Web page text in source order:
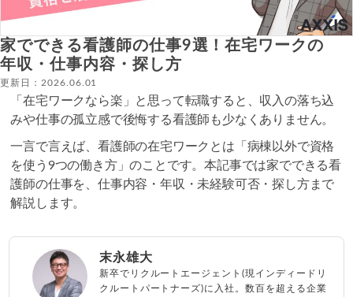
家でできる看護師の仕事9選！在宅ワークの
年収・仕事内容・探し方
更新日：2026.06.01
「在宅ワークなら楽」と思って転職すると、収入の落ち込
みや仕事の孤立感で後悔する看護師も少なくありません。
一言で言えば、看護師の在宅ワークとは「病棟以外で資格
を使う9つの働き方」のことです。本記事では家でできる看
護師の仕事を、仕事内容・年収・未経験可否・探し方まで
解説します。
末永雄大
新卒でリクルートエージェント(現インディードリ
クルートパートナーズ)に入社。数百を超える企業